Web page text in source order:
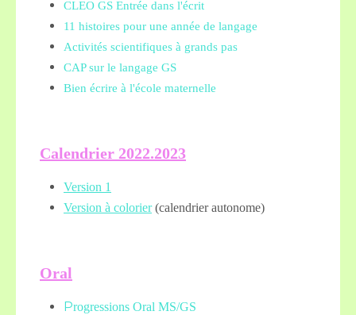
CLEO GS Entrée dans l'écrit
11 histoires pour une année de langage
Activités scientifiques à grands pas
CAP sur le langage GS
Bien écrire à l'école maternelle
Calendrier 2022.2023
Version 1
Version à colorier(calendrier autonome)
Oral
Progressions Oral MS/GS